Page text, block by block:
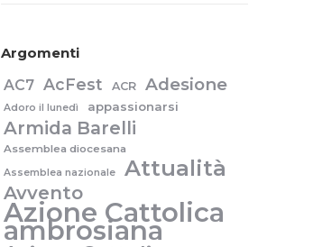
Argomenti
AC7 AcFest ACR Adesione
Adoro il lunedì appassionarsi
Armida Barelli
Assemblea diocesana
Assemblea nazionale Attualità
Avvento
Azione Cattolica
ambrosiana